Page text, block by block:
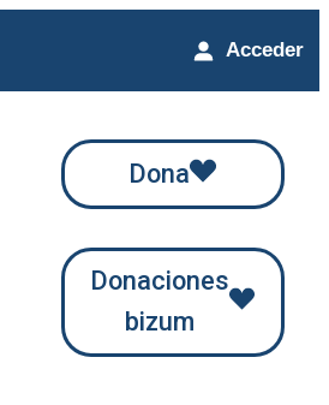
Acceder
Dona
Donaciones
bizum